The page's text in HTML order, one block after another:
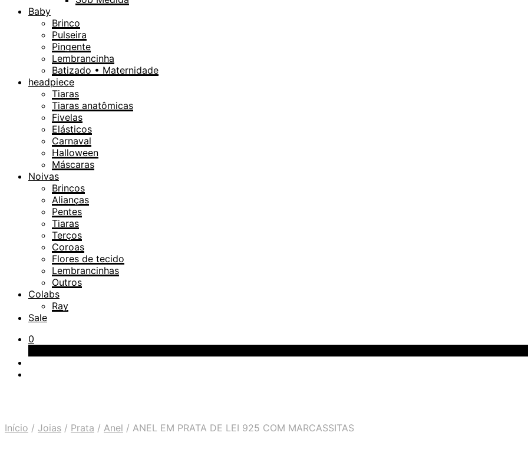
Baby
Brinco
Pulseira
Pingente
Lembrancinha
Batizado • Maternidade
headpiece
Tiaras
Tiaras anatômicas
Fivelas
Elásticos
Carnaval
Halloween
Máscaras
Noivas
Brincos
Alianças
Pentes
Tiaras
Terços
Coroas
Flores de tecido
Lembrancinhas
Outros
Colabs
Ray
Sale
0
Início / Joias / Prata / Anel / ANEL EM PRATA DE LEI 925 COM MARCASSITAS